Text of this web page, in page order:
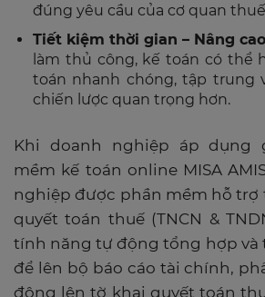
đúng yêu cầu của cơ quan
Tiết kiệm thời gian – Nâng
làm thủ công, kế toán có thể
toán nhanh chóng, tập trung
chiến lược quan trọng hơn.
Khi doanh nghiệp áp dụng
mềm kế toán online MISA
nghiệp được phần mềm hỗ trợ
quyết toán thuế (TNCN &
tính năng tự động tổng hợp và
để lên bộ báo cáo tài chính,
động lên tờ khai quyết toán